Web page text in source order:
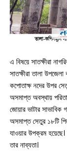
শ্যামনগর
কলারোয়া
বিনোদন
খেলাধুলা
ভিডিও
আজকের পত্রিকা
এ বিষয়ে সাতক্ষীরা
সাতক্ষীরা তালা
কপোতাক্ষ নদের উপর
অসমাপ্ত অবস্থায়
জোয়ার ভাটার
অসমাপ্ত সেতুর ১৮টি
যাওয়ার উপক্রম
তার নাব্যতা।